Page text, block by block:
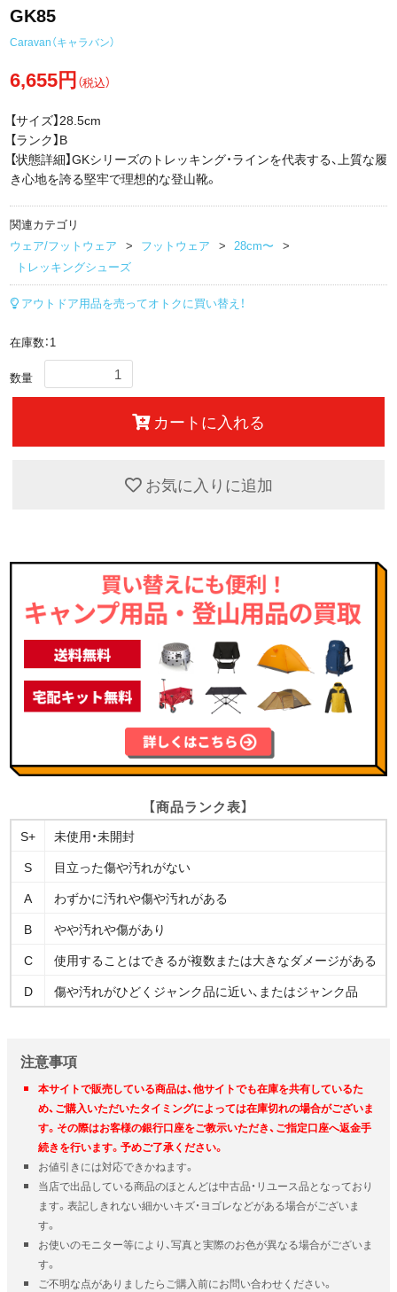
GK85
Caravan（キャラバン）
6,655円（税込）
【サイズ】28.5cm
【ランク】B
【状態詳細】GKシリーズのトレッキング・ラインを代表する、上質な履
き心地を誇る堅牢で理想的な登山靴。
関連カテゴリ
ウェア/フットウェア
フットウェア
28cm〜
トレッキングシューズ
アウトドア用品を売ってオトクに買い替え！
在庫数：1
数量
カートに入れる
お気に入りに追加
【商品ランク表】
S+
未使用・未開封
S
目立った傷や汚れがない
A
わずかに汚れや傷や汚れがある
B
やや汚れや傷があり
C
使用することはできるが複数または大きなダメージがある
D
傷や汚れがひどくジャンク品に近い、またはジャンク品
注意事項
本サイトで販売している商品は、他サイトでも在庫を共有しているた
め、ご購入いただいたタイミングによっては在庫切れの場合がございま
す。その際はお客様の銀行口座をご教示いただき、ご指定口座へ返金手
続きを行います。予めご了承ください。
お値引きには対応できかねます。
当店で出品している商品のほとんどは中古品・リユース品となっており
ます。表記しきれない細かいキズ・ヨゴレなどがある場合がございま
す。
お使いのモニター等により、写真と実際のお色が異なる場合がございま
す。
ご不明な点がありましたらご購入前にお問い合わせください。